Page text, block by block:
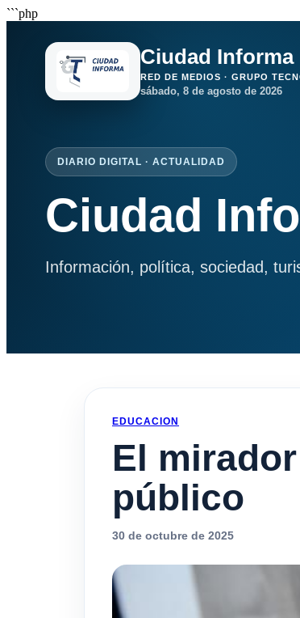
```php
Ciudad Informa
RED DE MEDIOS · GRUPO
sábado, 8 de agosto de 2026
DIARIO DIGITAL · ACTUALIDAD
Ciudad
Información, política, sociedad,
EDUCACION
El
público
30 de octubre de 2025